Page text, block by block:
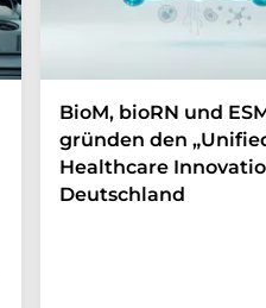
BioM, bioRN und
gründen den
Healthcare
Deutschland